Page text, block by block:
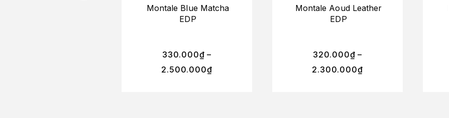
Montale Blue Matcha
EDP
330.000₫ –
2.500.000₫
Montale Aoud Leather
EDP
320.000₫ –
2.300.000₫